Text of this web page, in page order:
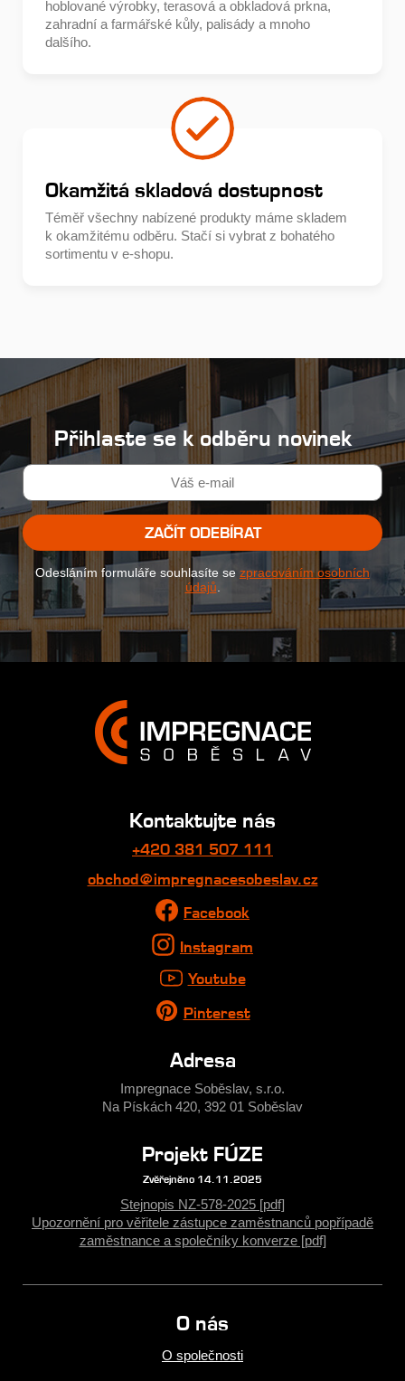
hoblované výrobky, terasová a obkladová prkna,
zahradní a farmářské kůly, palisády a mnoho
dalšího.
Okamžitá skladová dostupnost
Téměř všechny nabízené produkty máme skladem
k okamžitému odběru. Stačí si vybrat z bohatého
sortimentu v e-shopu.
Přihlaste se k odběru novinek
ZAČÍT ODEBÍRAT
Odesláním formuláře souhlasíte se zpracováním osobních
údajů
Kontaktujte nás
+420 381 507 111
obchod@impregnacesobeslav.cz
Facebook
Instagram
Youtube
Pinterest
Adresa
Impregnace Soběslav, s.r.o.
Na Pískách 420, 392 01 Soběslav
Projekt FÚZE
Zvěřejněno 14.11.2025
Stejnopis NZ-578-2025 [pdf]
Upozornění pro věřitele zástupce zaměstnanců popřípadě
zaměstnance a společníky konverze [pdf]
O nás
O společnosti